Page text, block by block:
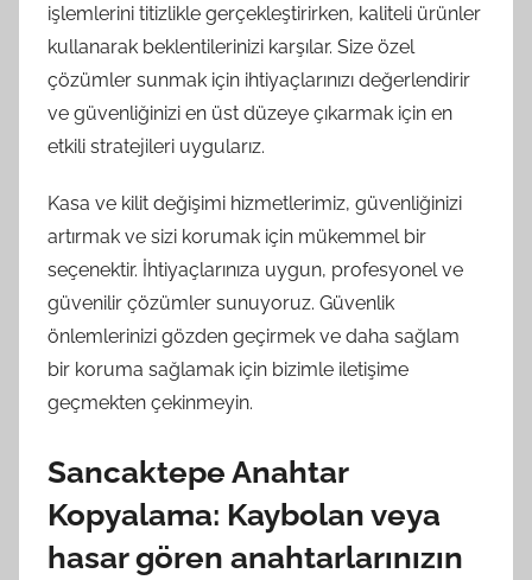
işlemlerini titizlikle gerçekleştirirken, kaliteli ürünler
kullanarak beklentilerinizi karşılar. Size özel
çözümler sunmak için ihtiyaçlarınızı değerlendirir
ve güvenliğinizi en üst düzeye çıkarmak için en
etkili stratejileri uygularız.
Kasa ve kilit değişimi hizmetlerimiz, güvenliğinizi
artırmak ve sizi korumak için mükemmel bir
seçenektir. İhtiyaçlarınıza uygun, profesyonel ve
güvenilir çözümler sunuyoruz. Güvenlik
önlemlerinizi gözden geçirmek ve daha sağlam
bir koruma sağlamak için bizimle iletişime
geçmekten çekinmeyin.
Sancaktepe Anahtar
Kopyalama: Kaybolan veya
hasar gören anahtarlarınızın